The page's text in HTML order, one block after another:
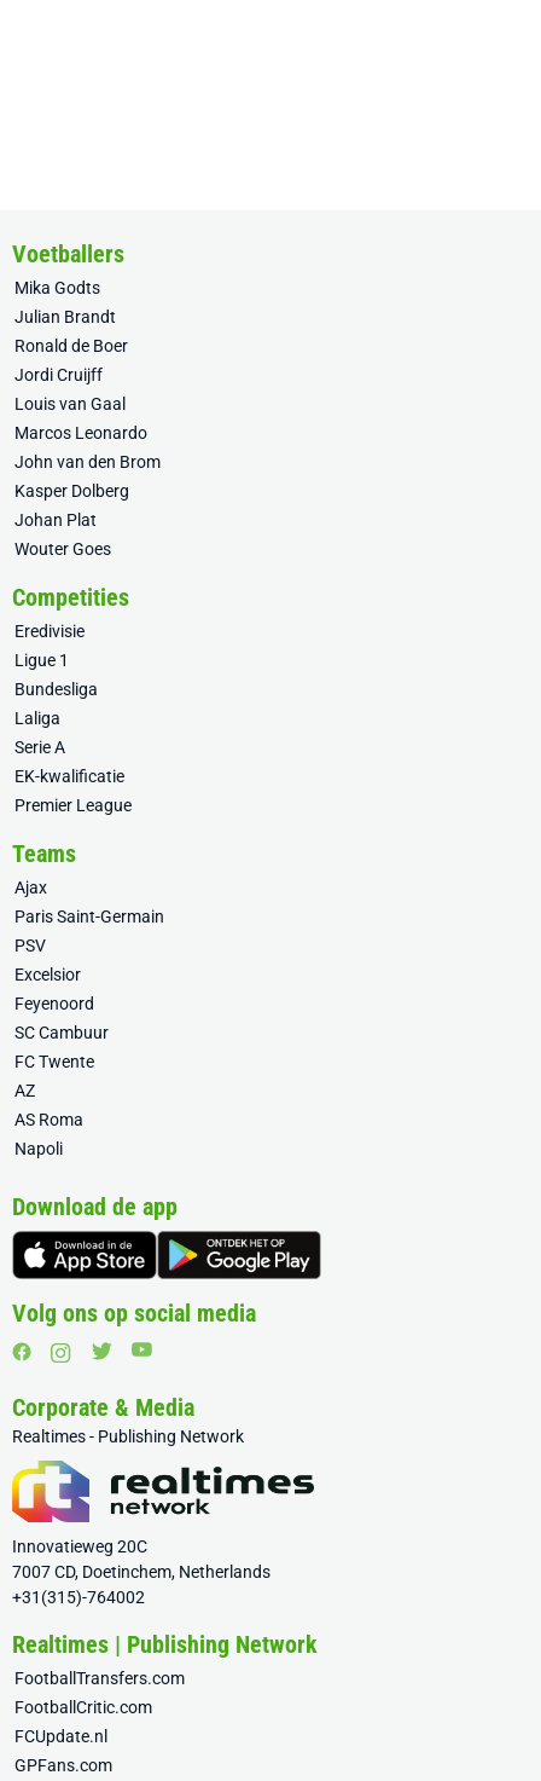
Voetballers
Mika Godts
Julian Brandt
Ronald de Boer
Jordi Cruijff
Louis van Gaal
Marcos Leonardo
John van den Brom
Kasper Dolberg
Johan Plat
Wouter Goes
Competities
Eredivisie
Ligue 1
Bundesliga
Laliga
Serie A
EK-kwalificatie
Premier League
Teams
Ajax
Paris Saint-Germain
PSV
Excelsior
Feyenoord
SC Cambuur
FC Twente
AZ
AS Roma
Napoli
Download de app
Volg ons op social media
Corporate & Media
Realtimes - Publishing Network
Innovatieweg 20C
7007 CD, Doetinchem, Netherlands
+31(315)-764002
Realtimes | Publishing Network
FootballTransfers.com
FootballCritic.com
FCUpdate.nl
GPFans.com